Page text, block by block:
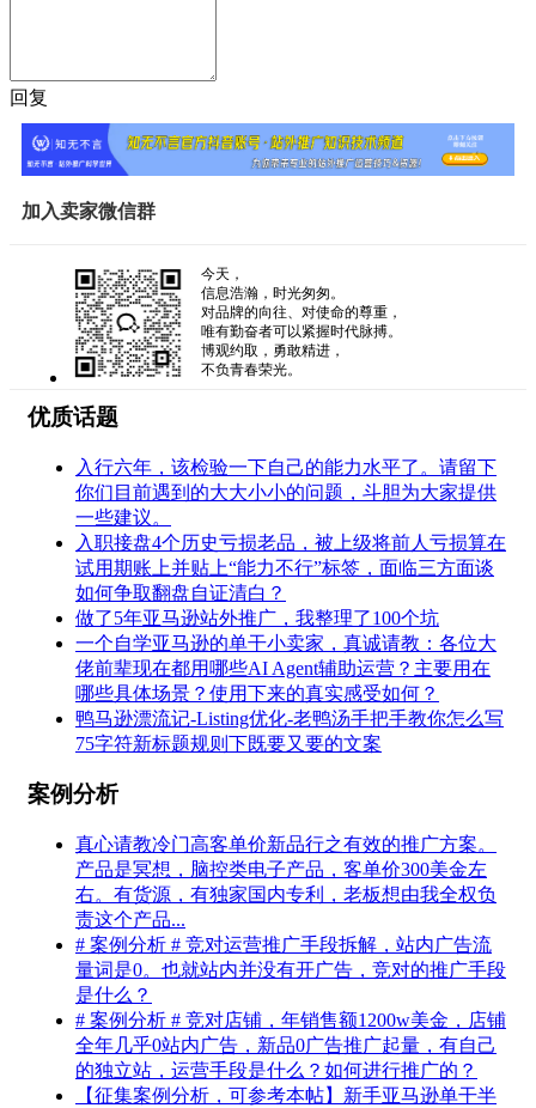
回复
加入卖家微信群
今天，
信息浩瀚，时光匆匆。
对品牌的向往、对使命的尊重，
唯有勤奋者可以紧握时代脉搏。
博观约取，勇敢精进，
不负青春荣光。
优质话题
入行六年，该检验一下自己的能力水平了。请留下
你们目前遇到的大大小小的问题，斗胆为大家提供
一些建议。
入职接盘4个历史亏损老品，被上级将前人亏损算在
试用期账上并贴上“能力不行”标签，面临三方面谈
如何争取翻盘自证清白？
做了5年亚马逊站外推广，我整理了100个坑
一个自学亚马逊的单干小卖家，真诚请教：各位大
佬前辈现在都用哪些AI Agent辅助运营？主要用在
哪些具体场景？使用下来的真实感受如何？
鸭马逊漂流记-Listing优化-老鸭汤手把手教你怎么写
75字符新标题规则下既要又要的文案
案例分析
真心请教冷门高客单价新品行之有效的推广方案。
产品是冥想，脑控类电子产品，客单价300美金左
右。有货源，有独家国内专利，老板想由我全权负
责这个产品...
# 案例分析 # 竞对运营推广手段拆解，站内广告流
量词是0。也就站内并没有开广告，竞对的推广手段
是什么？
# 案例分析 # 竞对店铺，年销售额1200w美金，店铺
全年几乎0站内广告，新品0广告推广起量，有自己
的独立站，运营手段是什么？如何进行推广的？
【征集案例分析，可参考本帖】新手亚马逊单干半